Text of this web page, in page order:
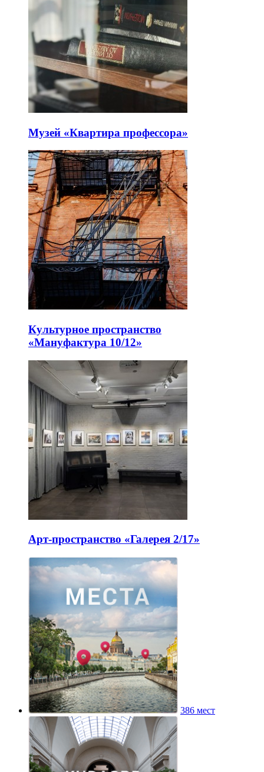
Музей «Квартира профессора»
Культурное пространство
«Мануфактура 10/12»
Арт-пространство «Галерея 2/17»
386 мест